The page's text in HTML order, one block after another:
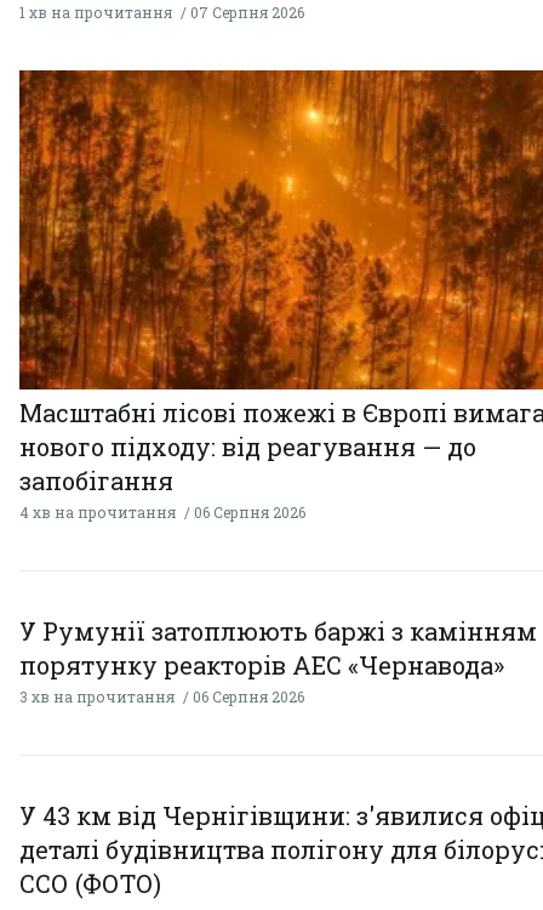
1 хв на прочитання 07 Серпня 2026
Масштабні лісові пожежі в Європі
нового підходу: від реагування — до
запобігання
4 хв на прочитання 06 Серпня 2026
У Румунії затоплюють баржі з
порятунку реакторів АЕС «Чернавода»
3 хв на прочитання 06 Серпня 2026
У 43 км від Чернігівщини: з'явилися
деталі будівництва полігону для
ССО (ФОТО)